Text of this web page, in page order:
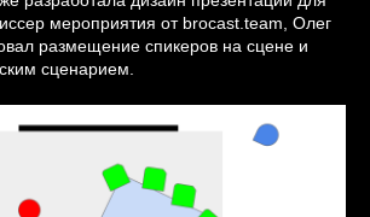
мероприятия от brocast.team, Олег
размещение спикеров на сцене и
сценарием.